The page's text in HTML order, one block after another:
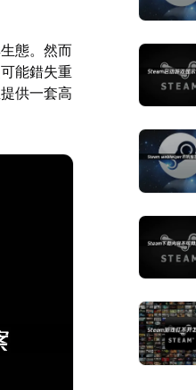
態。然而
能錯失重
供一套高